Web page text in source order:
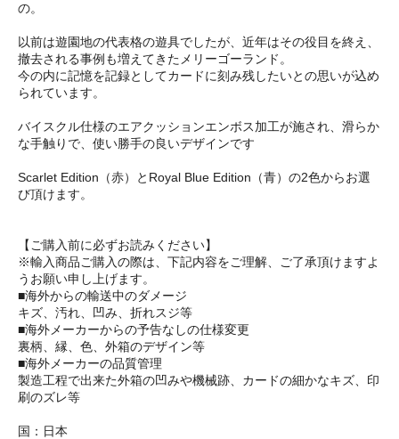
の。
以前は遊園地の代表格の遊具でしたが、近年はその役目を終え、
撤去される事例も増えてきたメリーゴーランド。
今の内に記憶を記録としてカードに刻み残したいとの思いが込め
られています。
バイスクル仕様のエアクッションエンボス加工が施され、滑らか
な手触りで、使い勝手の良いデザインです
Scarlet Edition（赤）とRoyal Blue Edition（青）の2色からお選
び頂けます。
【ご購入前に必ずお読みください】
※輸入商品ご購入の際は、下記内容をご理解、ご了承頂けますよ
うお願い申し上げます。
■海外からの輸送中のダメージ
キズ、汚れ、凹み、折れスジ等
■海外メーカーからの予告なしの仕様変更
裏柄、縁、色、外箱のデザイン等
■海外メーカーの品質管理
製造工程で出来た外箱の凹みや機械跡、カードの細かなキズ、印
刷のズレ等
国：日本